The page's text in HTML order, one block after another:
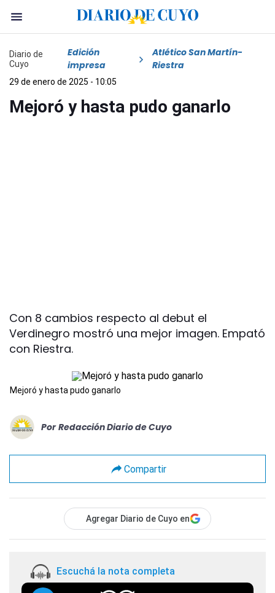
Diario de
Cuyo
Edición
impresa
Atlético San Martín-
Riestra
29 de enero de 2025 - 10:05
Mejoró y hasta pudo ganarlo
Con 8 cambios respecto al debut el
Verdinegro mostró una mejor imagen. Empató
con Riestra.
Mejoró y hasta pudo ganarlo
Por Redacción Diario de Cuyo
Compartir
Agregar Diario de Cuyo en
Escuchá la nota completa